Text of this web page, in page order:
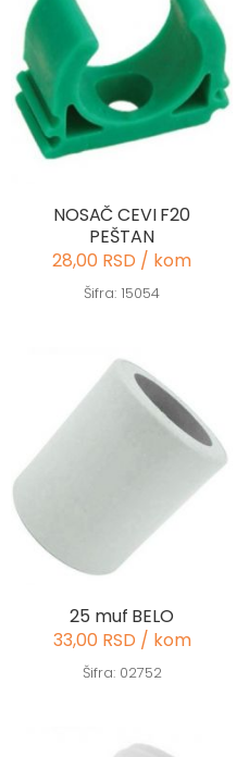
NOSAČ CEVI F20
PEŠTAN
28,00 RSD / kom
Šifra: 15054
25 muf BELO
33,00 RSD / kom
Šifra: 02752